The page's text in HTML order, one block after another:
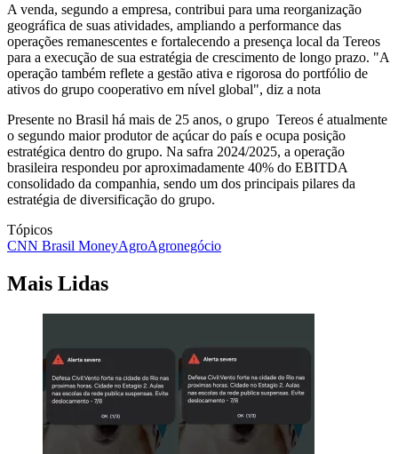
A venda, segundo a empresa, contribui para uma reorganização
geográfica de suas atividades, ampliando a performance das
operações remanescentes e fortalecendo a presença local da Tereos
para a execução de sua estratégia de crescimento de longo prazo. "A
operação também reflete a gestão ativa e rigorosa do portfólio de
ativos do grupo cooperativo em nível global", diz a nota
Presente no Brasil há mais de 25 anos, o grupo Tereos é atualmente
o segundo maior produtor de açúcar do país e ocupa posição
estratégica dentro do grupo. Na safra 2024/2025, a operação
brasileira respondeu por aproximadamente 40% do EBITDA
consolidado da companhia, sendo um dos principais pilares da
estratégia de diversificação do grupo.
Tópicos
CNN Brasil MoneyAgroAgronegócio
Mais Lidas